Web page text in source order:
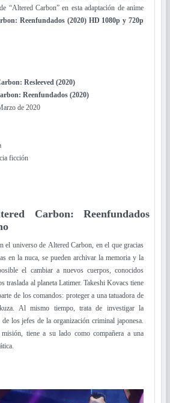
“Altered Carbon” en esta adaptación de anime
Reenfundados (2020) HD 1080p y 720p
Resleeved (2020)
Reenfundados (2020)
de 2020
ficción
Carbon: Reenfundados
el universo de Altered Carbon, en el que gracias
en la nuca, se pueden archivar la memoria y la
el cambiar a nuevos cuerpos, conocidos
traslada al planeta Latimer. Takeshi Kovacs tiene
de los comandos: proteger a una tatuadora de
Al mismo tiempo, trata de investigar la
los jefes de la organización criminal japonesa.
misión, tiene a su lado como compañera a una